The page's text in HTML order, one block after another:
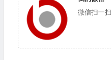
微信扫一扫